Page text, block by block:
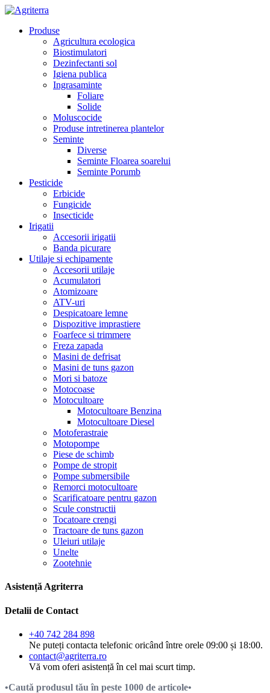
Produse
Agricultura ecologica
Biostimulatori
Dezinfectanti sol
Igiena publica
Ingrasaminte
Foliare
Solide
Moluscocide
Produse intretinerea plantelor
Seminte
Diverse
Seminte Floarea soarelui
Seminte Porumb
Pesticide
Erbicide
Fungicide
Insecticide
Irigatii
Accesorii irigatii
Banda picurare
Utilaje si echipamente
Accesorii utilaje
Acumulatori
Atomizoare
ATV-uri
Despicatoare lemne
Dispozitive imprastiere
Foarfece si trimmere
Freza zapada
Masini de defrisat
Masini de tuns gazon
Mori si batoze
Motocoase
Motocultoare
Motocultoare Benzina
Motocultoare Diesel
Motoferastraie
Motopompe
Piese de schimb
Pompe de stropit
Pompe submersibile
Remorci motocultoare
Scarificatoare pentru gazon
Scule constructii
Tocatoare crengi
Tractoare de tuns gazon
Uleiuri utilaje
Unelte
Zootehnie
Asistență Agriterra
Detalii de Contact
+40 742 284 898
Ne puteți contacta telefonic oricând între orele 09:00 și 18:00.
contact@agriterra.ro
Vă vom oferi asistență în cel mai scurt timp.
•Caută produsul tău în peste 1000 de articole•